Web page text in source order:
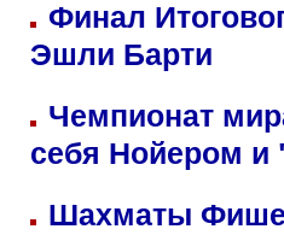
Финал
Эшли Барти
Чемпионат
себя Нойером и
Шахматы